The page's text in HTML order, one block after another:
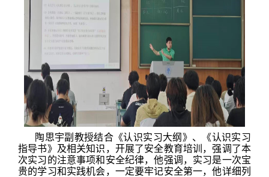
陶思宇副教授结合《认识实习大纲》、《认识实习
指导书》及相关知识，开展了安全教育培训，强调了本
次实习的注意事项和安全纪律，他强调，实习是一次宝
贵的学习和实践机会，一定要牢记安全第一，他详细列